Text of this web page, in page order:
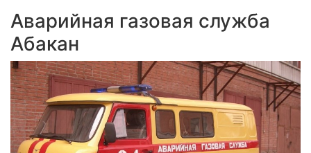
Аварийная газовая служба
Абакан